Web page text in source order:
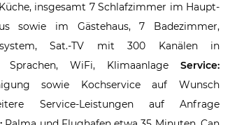
insgesamt 7 Schlafzimmer im Haupt-
sowie im Gästehaus, 7 Badezimmer,
Sat.-TV mit 300 Kanälen in
Sprachen, WiFi, Klimaanlage Service:
sowie Kochservice auf Wunsch
Service-Leistungen auf Anfrage